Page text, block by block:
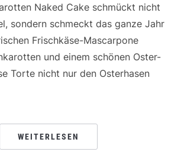
Naked Cake schmückt nicht
sondern schmeckt das ganze Jahr
Frischkäse-Mascarpone
und einem schönen Oster-
Torte nicht nur den Osterhasen
WEITERLESEN